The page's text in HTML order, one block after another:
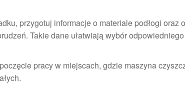
przygotuj informacje o materiale podłogi oraz
Takie dane ułatwiają wybór odpowiedniego
pracy w miejscach, gdzie maszyna